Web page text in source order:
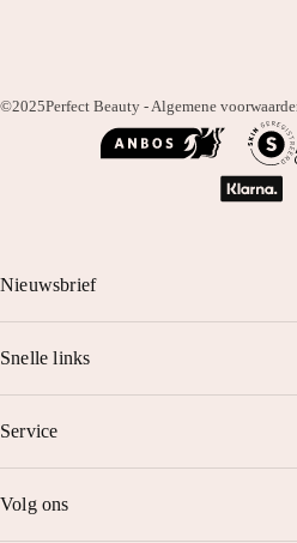
©2025Perfect Beauty - Algemene
Nieuwsbrief
Mis niets! Schrijf je in en ontvang 1 tot
Snelle links
Behandelingen
Producten
Service
Disclaimer
Volg ons